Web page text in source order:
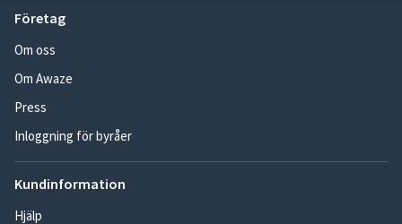
Företag
Om oss
Om Awaze
Press
Inloggning för byråer
Kundinformation
Hjälp